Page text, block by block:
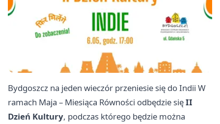
Bydgoszcz na jeden wieczór przeniesie się do Indii W
ramach Maja – Miesiąca Równości odbędzie sięII
Dzień Kultury, podczas którego będzie można